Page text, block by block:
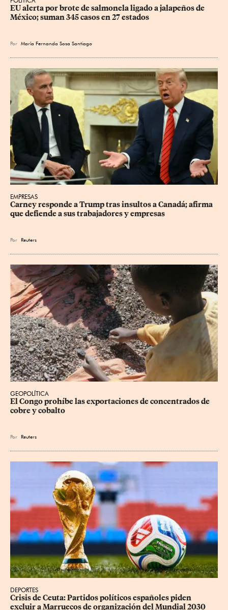
EU alerta por brote de salmonela ligado a jalapeños de
México; suman 345 casos en 27 estados
Por María Fernanda Sosa Santiago
EMPRESAS
Carney responde a Trump tras insultos a Canadá; afirma
que defiende a sus trabajadores y empresas
Por Reuters
GEOPOLÍTICA
El Congo prohíbe las exportaciones de concentrados de
cobre y cobalto
Por Reuters
DEPORTES
Crisis de Ceuta: Partidos políticos españoles piden
excluir a Marruecos de organización del Mundial 2030